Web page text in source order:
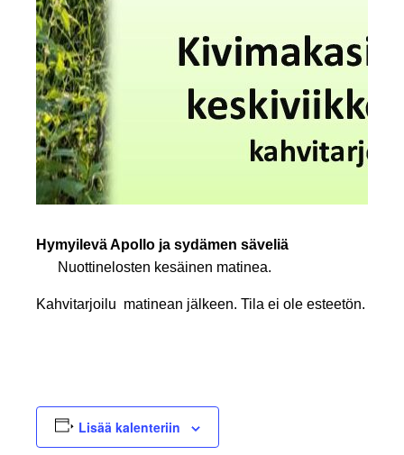
Hymyilevä Apollo ja sydämen säveliä
Nuottinelosten kesäinen matinea.
Kahvitarjoilu matinean jälkeen. Tila ei ole esteetön.
Lisää kalenteriin